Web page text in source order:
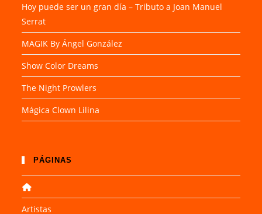
Hoy puede ser un gran día – Tributo a Joan Manuel
Serrat
MAGIK By Ángel González
Show Color Dreams
The Night Prowlers
Mágica Clown Lilina
PÁGINAS
Artistas